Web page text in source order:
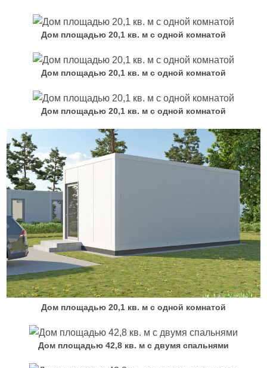
Дом площадью 20,1 кв. м с одной комнатой
Дом площадью 20,1 кв. м с одной комнатой
Дом площадью 20,1 кв. м с одной комнатой
Дом площадью 20,1 кв. м с одной комнатой
Дом площадью 42,8 кв. м с двумя спальнями